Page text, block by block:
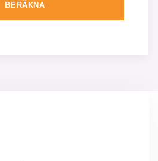
BERÄKNA